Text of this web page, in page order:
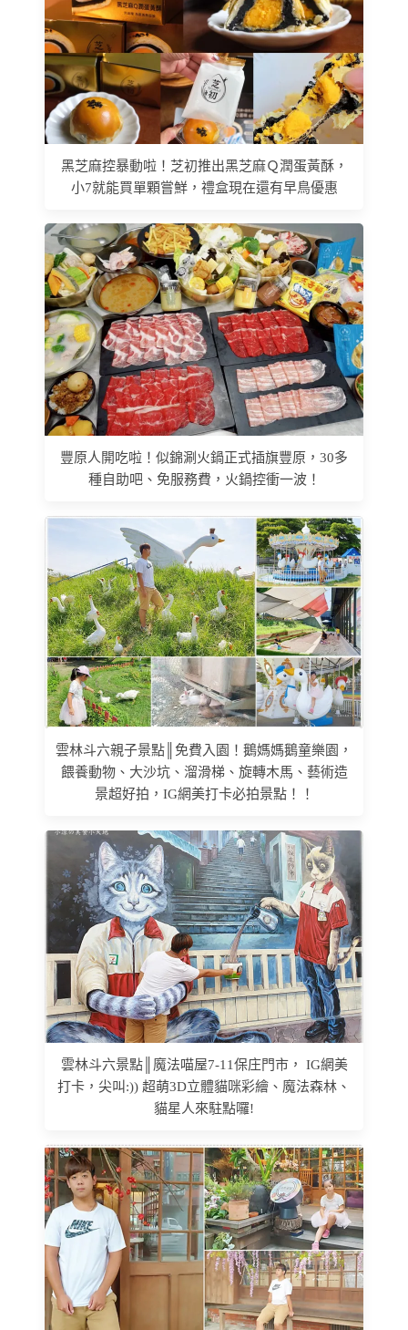
黑芝麻控暴動啦！芝初推出黑芝麻Ｑ潤蛋黃酥，
小7就能買單顆嘗鮮，禮盒現在還有早鳥優惠
豐原人開吃啦！似錦涮火鍋正式插旗豐原，30多
種自助吧、免服務費，火鍋控衝一波！
雲林斗六親子景點║免費入園！鵝媽媽鵝童樂園，
餵養動物、大沙坑、溜滑梯、旋轉木馬、藝術造
景超好拍，IG網美打卡必拍景點！！
雲林斗六景點║魔法喵屋7-11保庄門市， IG網美
打卡，尖叫:)) 超萌3D立體貓咪彩繪、魔法森林、
貓星人來駐點囉!